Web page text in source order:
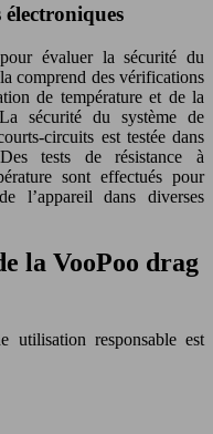
électroniques
évaluer la sécurité du
comprend des vérifications
de température et de la
sécurité du système de
circuits est testée dans
tests de résistance à
sont effectués pour
l’appareil dans diverses
la VooPoo drag
utilisation responsable est